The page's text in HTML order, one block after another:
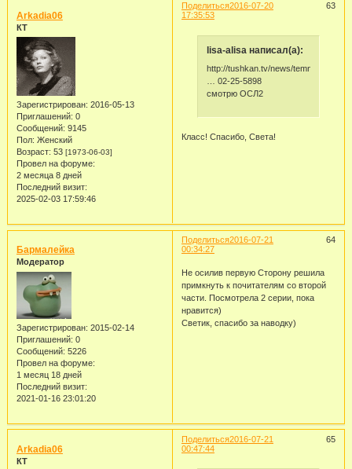
Поделиться 63
2016-07-20
17:35:53
Arkadia06
КТ
Зарегистрирован: 2016-05-13
Приглашений: 0
Сообщений: 9145
Пол: Женский
Возраст: 53 [1973-06-03]
Провел на форуме:
2 месяца 8 дней
Последний визит:
2025-02-03 17:59:46
lisa-alisa написал(а):
http://tushkan.tv/news/
… 02-25-5898
смотрю ОСЛ2
Класс! Спасибо, Света!
Поделиться 64
2016-07-21
00:34:27
Бармалейка
Модератор
Зарегистрирован: 2015-02-14
Приглашений: 0
Сообщений: 5226
Провел на форуме:
1 месяц 18 дней
Последний визит:
2021-01-16 23:01:20
Не осилив первую Сторону решила
примкнуть к почитателям со второй
части. Посмотрела 2 серии, пока
нравится)
Светик, спасибо за наводку)
Поделиться 65
2016-07-21
00:47:44
Arkadia06
КТ